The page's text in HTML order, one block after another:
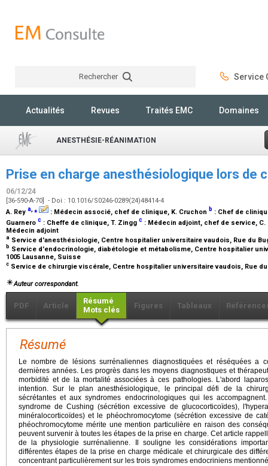
Rechercher Service
Actualités Revues Traités EMC Domaines
ANESTHÉSIE-RÉANIMATION
Prise en charge anesthésiologique lors de
06/12/24
[36-590-A-70] - Doi : 10.1016/S0246-0289(24)48414-4
A. Rey a,⁎ : Médecin associé, chef de clinique, K. Cruchon b : Chef de
Guarnero c : Cheffe de clinique, T. Zingg c : Médecin adjoint, chef de service,
Médecin adjoint
a Service d'anesthésiologie, Centre hospitalier universitaire vaudois, Rue du
b Service d'endocrinologie, diabétologie et métabolisme, Centre hospitalier
1005 Lausanne, Suisse
c Service de chirurgie viscérale, Centre hospitalier universitaire vaudois, Rue
Auteur correspondant.
PDF Article
Résumé
Mots clés
Figures Tableaux
Résumé
Le nombre de lésions surrénaliennes diagnostiquées et réséquées a
dernières années. Les progrès dans les moyens diagnostiques et
morbidité et de la mortalité associées à ces pathologies. L'abord
intention. Sur le plan anesthésiologique, le principal défi de la
sécrétantes et aux syndromes endocrinologiques qui les
syndrome de Cushing (sécrétion excessive de glucocorticoïdes),
minéralocorticoïdes) et le phéochromocytome (sécrétion excessive de
phéochromocytome mérite une mention particulière en raison des
peuvent survenir à toutes les étapes de la prise en charge. Cet article
de la physiologie surrénalienne. Il souligne les considérations
différentes étapes de la prise en charge médicale et chirurgicale des
concentrant particulièrement sur les trois syndromes endocriniens